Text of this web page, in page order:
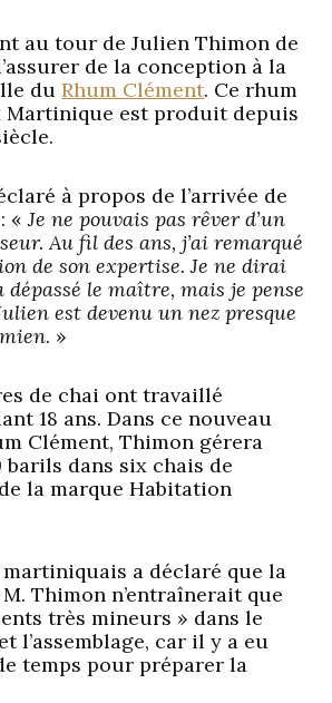
au tour de Julien Thimon de
de la conception à la
duRhum Clément. Ce rhum
Martinique est produit depuis
à propos de l’arrivée de
«Je ne pouvais pas rêver d’un
Au fil des ans, j’ai remarqué
de son expertise. Je ne dirai
dépassé le maître, mais je pense
est devenu un nez presque
. »
de chai ont travaillé
18 ans. Dans ce nouveau
Clément, Thimon gérera
barils dans six chais de
la marque Habitation
a déclaré que la
Thimon n’entraînerait que
très mineurs » dans le
l’assemblage, car il y a eu
temps pour préparer la